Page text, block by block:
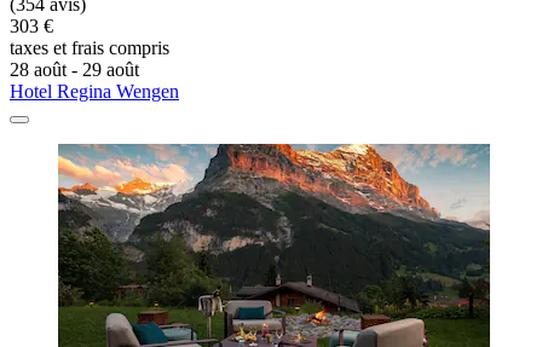
(354 avis)
303 €
taxes et frais compris
28 août - 29 août
Hotel Regina Wengen